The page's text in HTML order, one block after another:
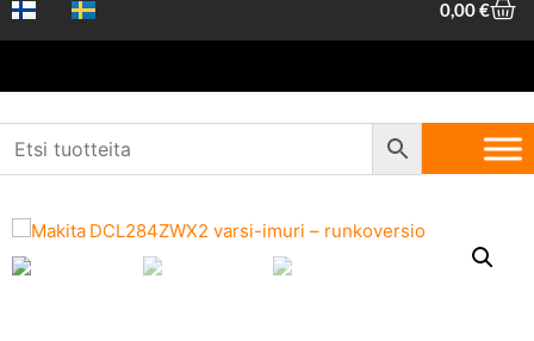
0,00€
Etusivu Koneet ja työkalut
/ Makita DCL284ZWX2 Varsi-imuri runko